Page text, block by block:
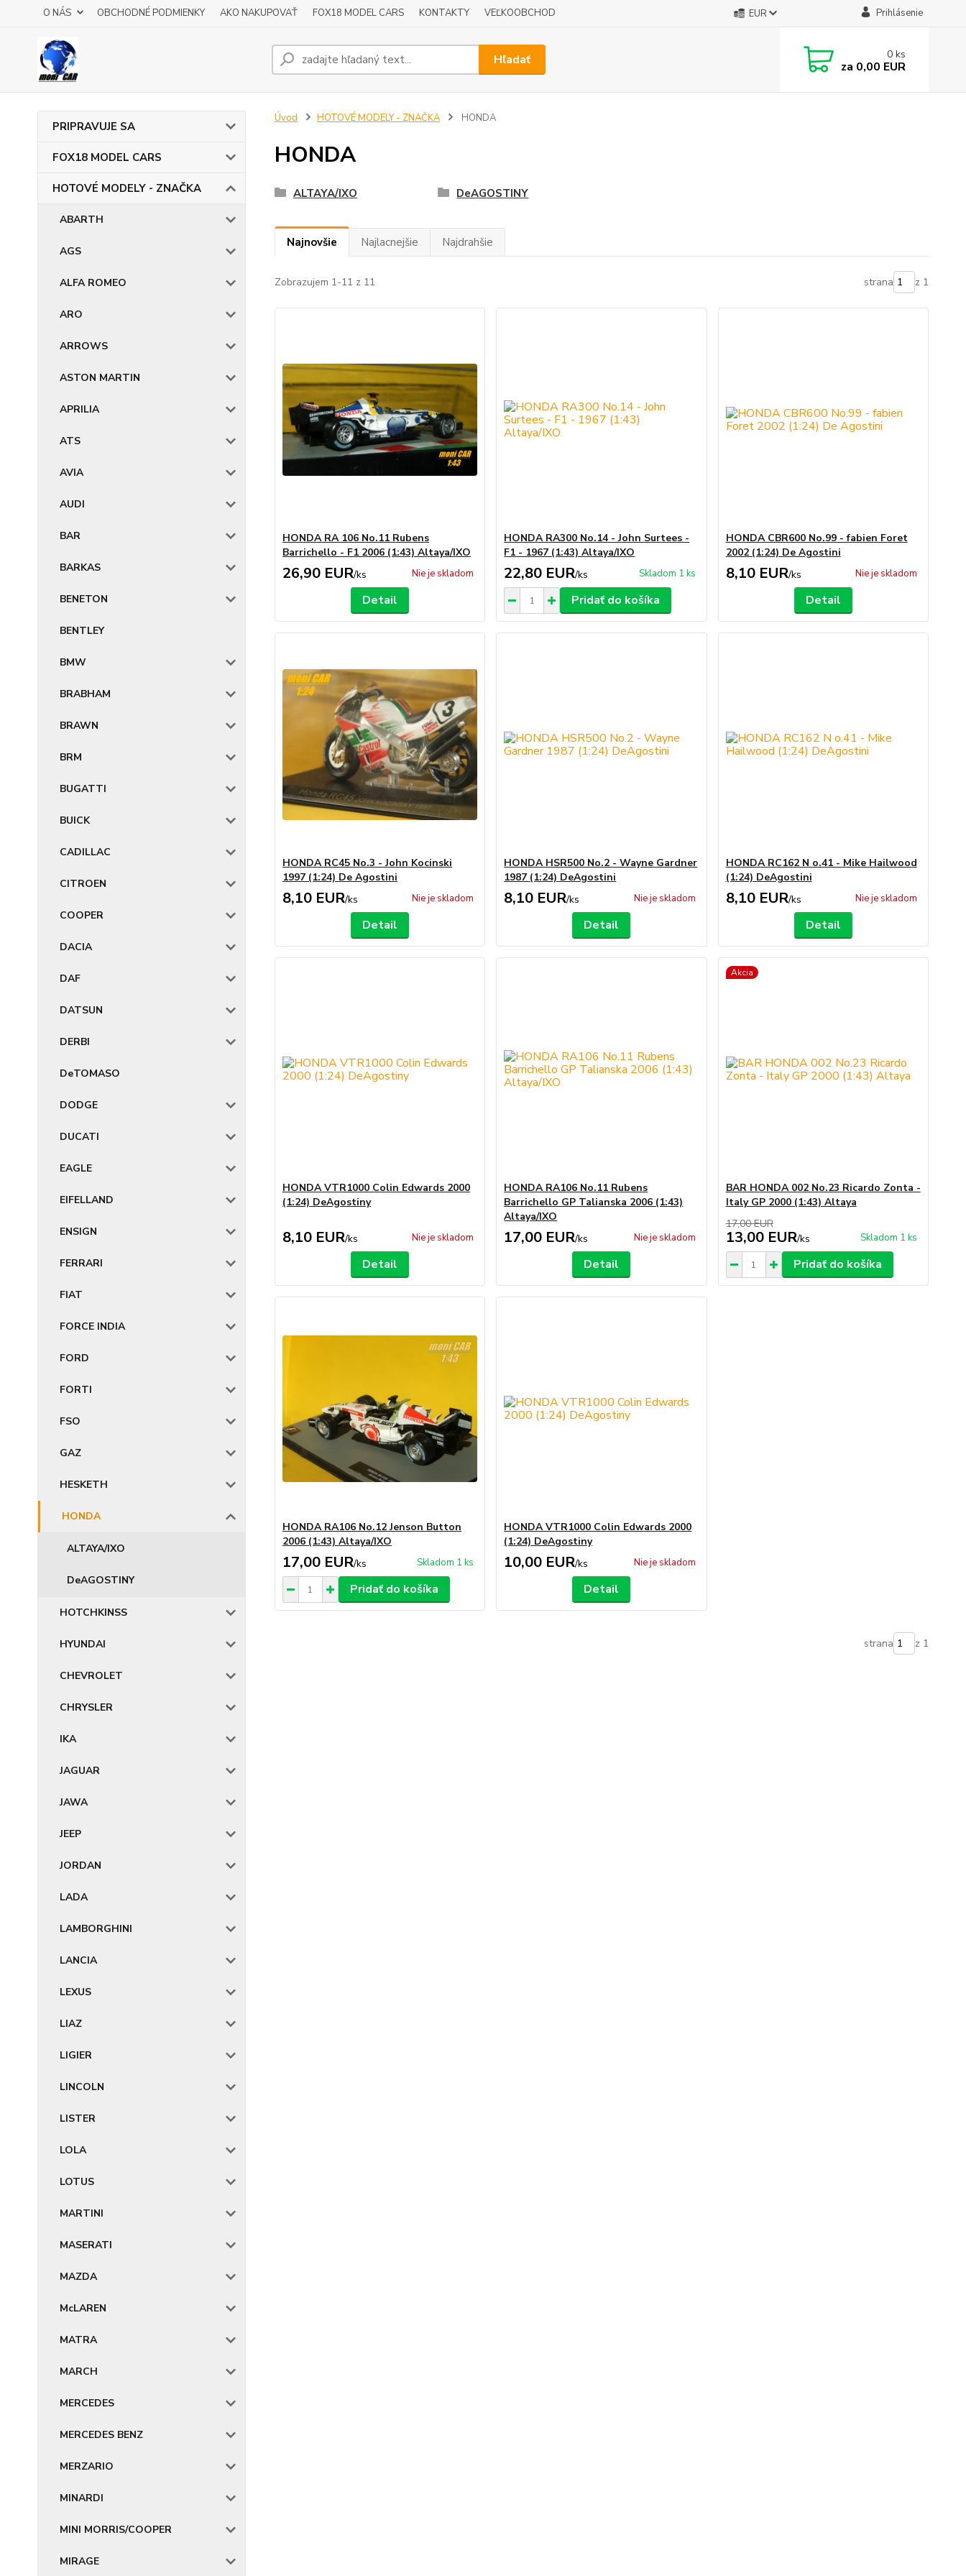
O NÁS OBCHODNÉ PODMIENKY AKO NAKUPOVAŤ FOX18 MODEL CARS KONTAKTY VEĽKOOBCHOD EUR Prihlásenie
Hľadať 0 ks
za 0,00 EUR
PRIPRAVUJE SA
FOX18 MODEL CARS
HOTOVÉ MODELY - ZNAČKA
ABARTH
AGS
ALFA ROMEO
ARO
ARROWS
ASTON MARTIN
APRILIA
ATS
AVIA
AUDI
BAR
BARKAS
BENETON
BENTLEY
BMW
BRABHAM
BRAWN
BRM
BUGATTI
BUICK
CADILLAC
CITROEN
COOPER
DACIA
DAF
DATSUN
DERBI
DeTOMASO
DODGE
DUCATI
EAGLE
EIFELLAND
ENSIGN
FERRARI
FIAT
FORCE INDIA
FORD
FORTI
FSO
GAZ
HESKETH
HONDA
ALTAYA/IXO
DeAGOSTINY
HOTCHKINSS
HYUNDAI
CHEVROLET
CHRYSLER
IKA
JAGUAR
JAWA
JEEP
JORDAN
LADA
LAMBORGHINI
LANCIA
LEXUS
LIAZ
LIGIER
LINCOLN
LISTER
LOLA
LOTUS
MARTINI
MASERATI
MAZDA
McLAREN
MATRA
MARCH
MERCEDES
MERCEDES BENZ
MERZARIO
MINARDI
MINI MORRIS/COOPER
MIRAGE
Úvod HOTOVÉ MODELY - ZNAČKA HONDA
HONDA
ALTAYA/IXO DeAGOSTINY
Najnovšie Najlacnejšie Najdrahšie
Zobrazujem 1-11 z 11 strana z 1
HONDA RA 106 No.11 Rubens
Barrichello - F1 2006 (1:43) Altaya/IXO
26,90 EUR/ks Nie je skladom
Detail
HONDA RA300 No.14 - John Surtees -
F1 - 1967 (1:43) Altaya/IXO
22,80 EUR/ks Skladom 1 ks
Pridať do košíka
HONDA CBR600 No.99 - fabien Foret
2002 (1:24) De Agostini
8,10 EUR/ks Nie je skladom
Detail
HONDA RC45 No.3 - John Kocinski
1997 (1:24) De Agostini
8,10 EUR/ks Nie je skladom
Detail
HONDA HSR500 No.2 - Wayne Gardner
1987 (1:24) DeAgostini
8,10 EUR/ks Nie je skladom
Detail
HONDA RC162 N o.41 - Mike Hailwood
(1:24) DeAgostini
8,10 EUR/ks Nie je skladom
Detail
HONDA VTR1000 Colin Edwards 2000
(1:24) DeAgostiny
8,10 EUR/ks Nie je skladom
Detail
HONDA RA106 No.11 Rubens
Barrichello GP Talianska 2006 (1:43)
Altaya/IXO
17,00 EUR/ks Nie je skladom
Detail
Akcia
BAR HONDA 002 No.23 Ricardo Zonta -
Italy GP 2000 (1:43) Altaya
17,00 EUR
13,00 EUR/ks Skladom 1 ks
Pridať do košíka
HONDA RA106 No.12 Jenson Button
2006 (1:43) Altaya/IXO
17,00 EUR/ks Skladom 1 ks
Pridať do košíka
HONDA VTR1000 Colin Edwards 2000
(1:24) DeAgostiny
10,00 EUR/ks Nie je skladom
Detail
strana z 1